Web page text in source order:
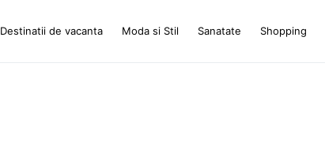
Destinatii de vacanta Moda si Stil Sanatate Shopping